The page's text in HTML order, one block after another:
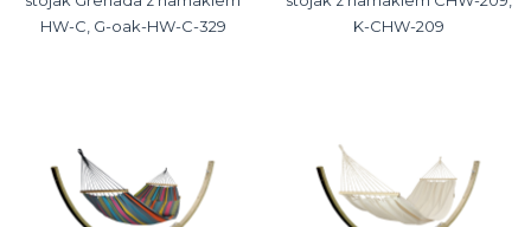
HW-C, G-oak-HW-C-329
K-CHW-209